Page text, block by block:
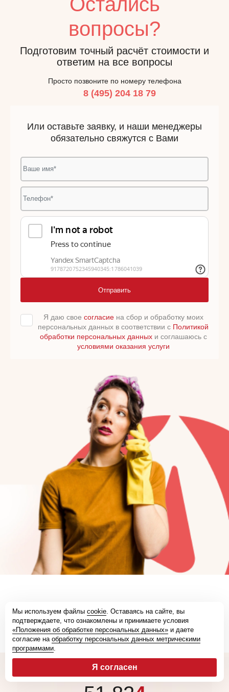
вопросы?
Подготовим точный расчёт стоимости и
ответим на все вопросы
Просто позвоните по номеру телефона
8 (495) 204 18 79
Или оставьте заявку, и наши менеджеры
обязательно свяжутся с Вами
Отправить
Я даю свое согласиена сбор и обработку моих
персональных данных в соответствии с Политикой
обработки персональных данныхи соглашаюсь с
условиями оказания услуги
Мы используем файлы cookie. Оставаясь на сайте, вы
подтверждаете, что ознакомлены и принимаете условия
«Положения об обработке персональных данных» и даете
согласие на обработку персональных данных метрическими
программами.
Я согласен